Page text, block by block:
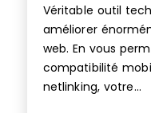
Véritable outil
améliorer
web. En vous
compatibilité
netlinking, votre...